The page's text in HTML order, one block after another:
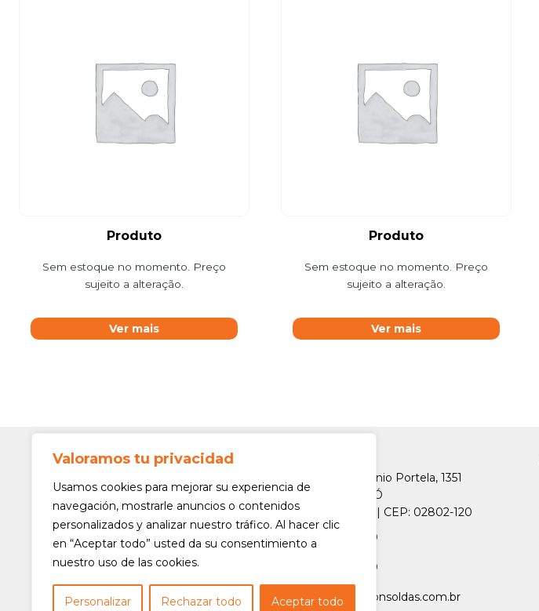
Valoramos tu privacidad
Usamos cookies para mejorar su experiencia de
navegación, mostrarle anuncios o contenidos
personalizados y analizar nuestro tráfico. Al hacer clic
en “Aceptar todo” usted da su consentimiento a
nuestro uso de las cookies.
Personalizar Rechazar todo Aceptar todo
Produto
Sem estoque no momento. Preço
sujeito a alteração.
Ver mais
Produto
Sem estoque no momento. Preço
sujeito a alteração.
Ver mais
Siga-nos!
Av. Min. Petrônio Portela, 1351
Freguesia do Ó
São Paulo/SP | CEP: 02802-120
(11) 3975-6000
(11) 3975-6000
contato@argonsoldas.com.br